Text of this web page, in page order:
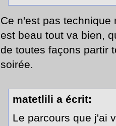
Ce n'est pas technique
est beau tout va bien,
de toutes façons partir
soirée.
matetlili a écrit:
Le parcours que j'ai